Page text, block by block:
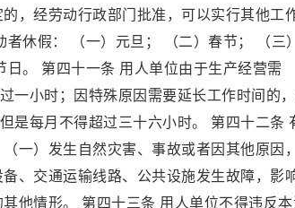
，经劳动行政部门批准，可以实行其他工
休假： （一）元旦； （二）春节； （三）
。 第四十一条 用人单位由于生产经营需
一小时；因特殊原因需要延长工作时间的
是每月不得超过三十六小时。 第四十二条
一）发生自然灾害、事故或者因其他原因，
、交通运输线路、公共设施发生故障，影
他情形。 第四十三条 用人单位不得违反本